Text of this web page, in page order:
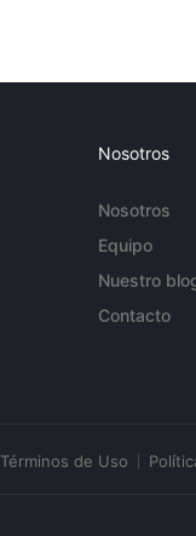
Nosotros
Nosotros
Equipo
Nuestro
Contacto
Términos de Uso